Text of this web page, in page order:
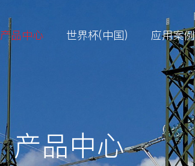
产品中心 世界杯(中国) 应用案例
产品中心